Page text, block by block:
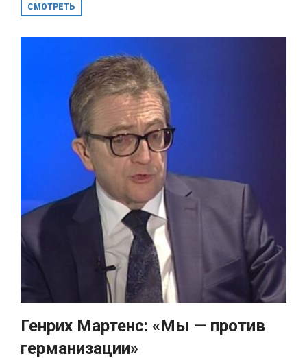
СМОТРЕТЬ
Генрих Мартенс: «Мы — против
германизации»